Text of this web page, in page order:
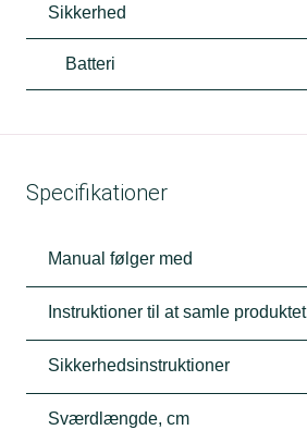
Sikkerhed
Batteri
Specifikationer
Manual følger med
Instruktioner til at samle produktet
Sikkerhedsinstruktioner
Sværdlængde, cm